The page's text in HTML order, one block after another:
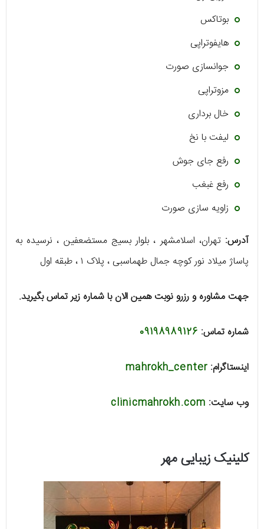
بوتاکس
هایفوتراپی
جوانسازی صورت
مزوتراپی
خال برداری
لیفت با نخ
رفع جای جوش
رفع غبغب
زاویه سازی صورت
آدرس: تهران، اسلامشهر ، بلوار بسیج مستضعفین ، نرسیده به
پاساژ میلاد نور کوچه جمال طهماسبی ، پلاک ۱ ، طبقه اول
جهت مشاوره و رزرو نوبت همین الان با شماره زیر تماس بگیرید.
شماره تماس: 09198989126
اینستاگرام: mahrokh_center
وب سایت: clinicmahrokh.com
کلینیک زیبایی مهر